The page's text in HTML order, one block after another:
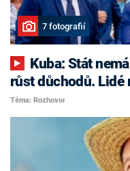
7 fotografií
růst důchodů.
Téma: Rozhovor